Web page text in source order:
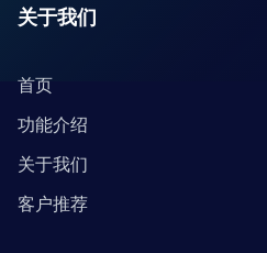
关于我们
首页
功能介绍
关于我们
客户推荐